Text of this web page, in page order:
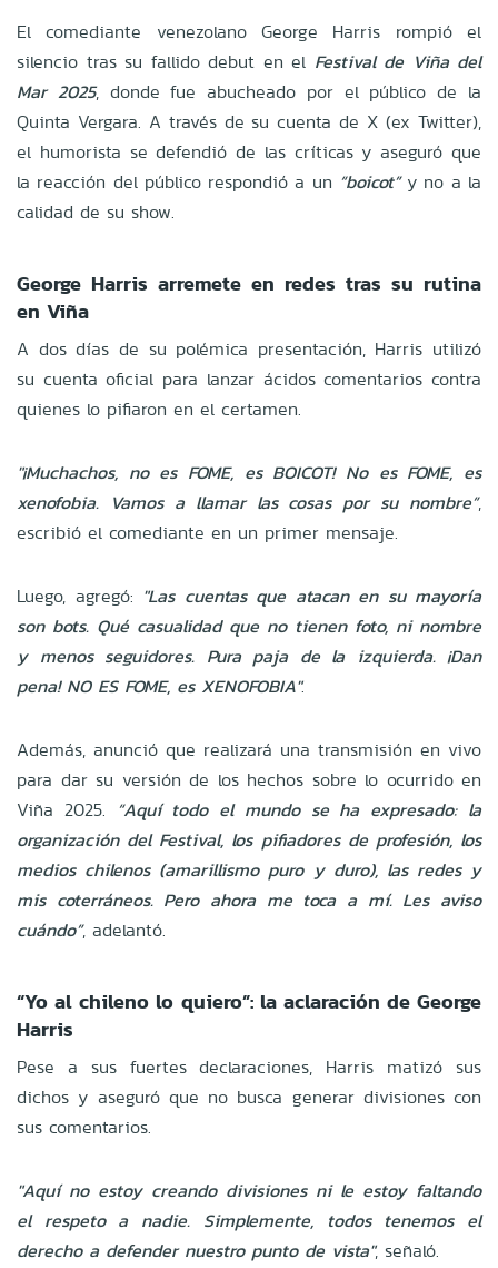
El comediante venezolano George Harris rompió el
silencio tras su fallido debut en el Festival de Viña del
Mar 2025, donde fue abucheado por el público de la
Quinta Vergara. A través de su cuenta de X (ex Twitter),
el humorista se defendió de las críticas y aseguró que
la reacción del público respondió a un “boicot”y no a la
calidad de su show.
George Harris arremete en redes tras su rutina
en Viña
A dos días de su polémica presentación, Harris utilizó
su cuenta oficial para lanzar ácidos comentarios contra
quienes lo pifiaron en el certamen.
"¡Muchachos, no es FOME, es BOICOT! No es FOME, es
xenofobia. Vamos a llamar las cosas por su nombre”,
escribió el comediante en un primer mensaje.
Luego, agregó: "Las cuentas que atacan en su mayoría
son bots. Qué casualidad que no tienen foto, ni nombre
y menos seguidores. Pura paja de la izquierda. ¡Dan
pena! NO ES FOME, es XENOFOBIA".
Además, anunció que realizará una transmisión en vivo
para dar su versión de los hechos sobre lo ocurrido en
Viña 2025. “Aquí todo el mundo se ha expresado: la
organización del Festival, los pifiadores de profesión, los
medios chilenos (amarillismo puro y duro), las redes y
mis coterráneos. Pero ahora me toca a mí. Les aviso
cuándo”, adelantó.
“Yo al chileno lo quiero”: la aclaración de George
Harris
Pese a sus fuertes declaraciones, Harris matizó sus
dichos y aseguró que no busca generar divisiones con
sus comentarios.
"Aquí no estoy creando divisiones ni le estoy faltando
el respeto a nadie. Simplemente, todos tenemos el
derecho a defender nuestro punto de vista", señaló.